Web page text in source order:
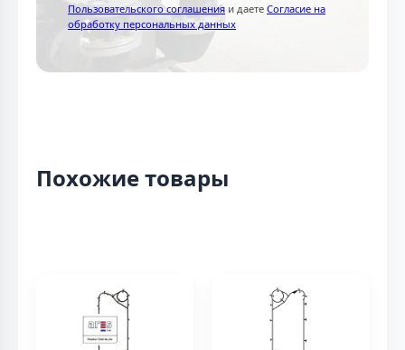
Пользовательского соглашения и даете Согласие на
обработку персональных данных
Похожие товары